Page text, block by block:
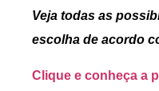
Veja todas as
escolha de acordo
Clique e conheça a